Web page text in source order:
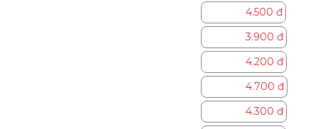
không ảnh
hưởng tới
những con
khác
Kích thước:
Đầu 8mm, đế
12mm
4.500 đ
3.900 đ
4.200 đ
4.700 đ
4.300 đ